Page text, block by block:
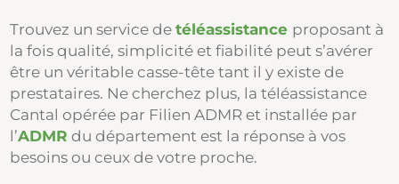
Trouvez un service detéléassistance proposant à
la fois qualité, simplicité et fiabilité peut s’avérer
être un véritable casse-tête tant il y existe de
prestataires. Ne cherchez plus, la téléassistance
Cantal opérée par Filien ADMR et installée par
l’ADMR du département est la réponse à vos
besoins ou ceux de votre proche.